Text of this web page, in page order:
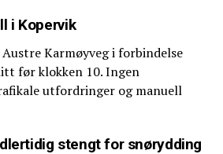
i Kopervik
Karmøyveg i forbindelse
før klokken 10. Ingen
utfordringer og manuell
stengt for snørydding